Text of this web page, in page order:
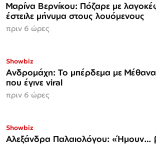
Μαρίνα Βερνίκου: Πόζαρε με
έστειλε μήνυμα στους λουόμενους
πριν 6 ώρες
Showbiz
Ανδρομάχη: Το μπέρδεμα με
που έγινε viral
πριν 6 ώρες
Showbiz
Αλεξάνδρα Παλαιολόγου: «Ήμουν…